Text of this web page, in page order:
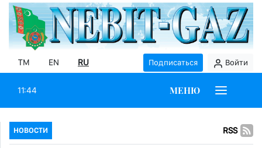
TM EN RU Подписаться Войти
11:44 МЕНЮ
НОВОСТИ RSS